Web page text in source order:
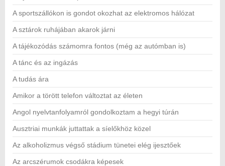
A sportszállókon is gondot okozhat az elektromos hálózat
A sztárok ruhájában akarok járni
A tájékozódás számomra fontos (még az autómban is)
A tánc és az ingázás
A tudás ára
Amikor a törött telefon változtat az életen
Angol nyelvtanfolyamról gondolkoztam a hegyi túrán
Ausztriai munkák juttattak a síelőkhöz közel
Az alkoholizmus végső stádium tünetei elég ijesztőek
Az arcszérumok csodákra képesek